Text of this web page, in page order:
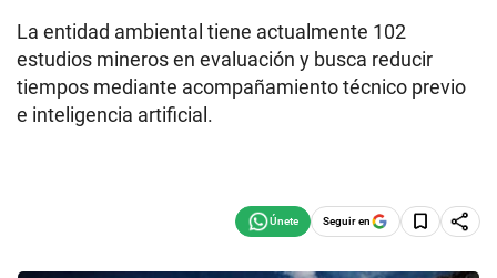
La entidad ambiental tiene actualmente 102
estudios mineros en evaluación y busca reducir
tiempos mediante acompañamiento técnico previo
e inteligencia artificial.
Seguir en